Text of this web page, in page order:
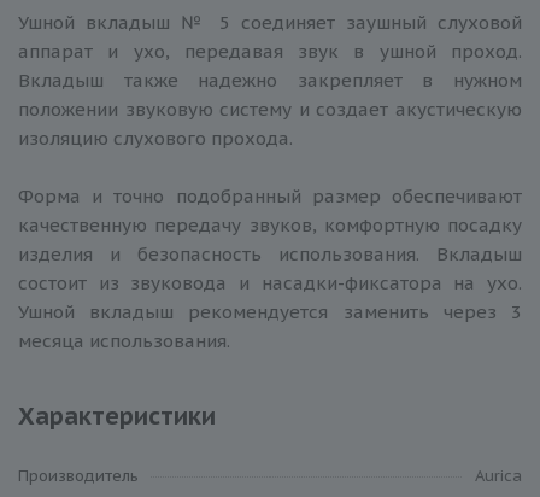
Ушной вкладыш № 5 соединяет заушный слуховой
аппарат и ухо, передавая звук в ушной проход.
Вкладыш также надежно закрепляет в нужном
положении звуковую систему и создает акустическую
изоляцию слухового прохода.
Форма и точно подобранный размер обеспечивают
качественную передачу звуков, комфортную посадку
изделия и безопасность использования. Вкладыш
состоит из звуковода и насадки-фиксатора на ухо.
Ушной вкладыш рекомендуется заменить через 3
месяца использования.
Характеристики
Производитель
Aurica